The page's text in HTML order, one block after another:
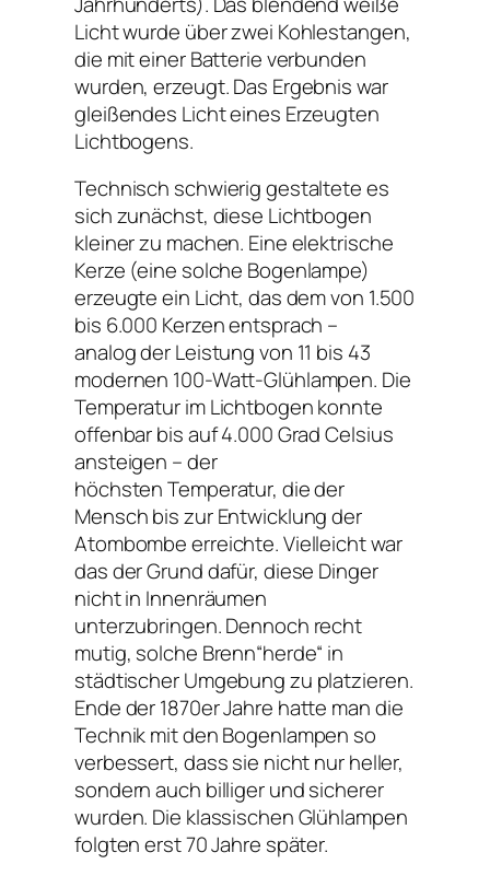
Licht wurde über zwei Kohlestangen,
die mit einer Batterie verbunden
wurden, erzeugt. Das Ergebnis war
gleißendes Licht eines Erzeugten
Lichtbogens.
Technisch schwierig gestaltete es
sich zunächst, diese Lichtbogen
kleiner zu machen. Eine elektrische
Kerze (eine solche Bogenlampe)
erzeugte ein Licht, das dem von 1.500
bis 6.000 Kerzen entsprach –
analog der Leistung von 11 bis 43
modernen 100-Watt-Glühlampen. Die
Temperatur im Lichtbogen konnte
offenbar bis auf 4.000 Grad Celsius
ansteigen – der
höchsten Temperatur, die der
Mensch bis zur Entwicklung der
Atombombe erreichte. Vielleicht war
das der Grund dafür, diese Dinger
nicht in Innenräumen
unterzubringen. Dennoch recht
mutig, solche Brenn“herde“ in
städtischer Umgebung zu platzieren.
Ende der 1870er Jahre hatte man die
Technik mit den Bogenlampen so
verbessert, dass sie nicht nur heller,
sondern auch billiger und sicherer
wurden. Die klassischen Glühlampen
folgten erst 70 Jahre später.